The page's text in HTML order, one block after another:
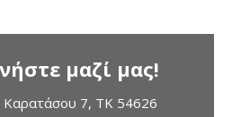
μαζί μας!
Καρατάσου 7, TK 54626